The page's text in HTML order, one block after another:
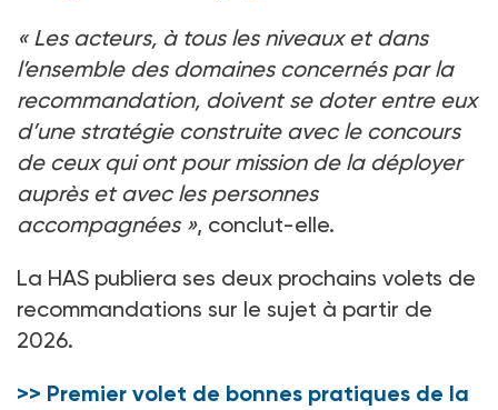
« Les acteurs, à tous les niveaux et dans
l’ensemble des domaines concernés par la
recommandation, doivent se doter entre eux
d’une stratégie construite avec le concours
de ceux qui ont pour mission de la déployer
auprès et avec les personnes
accompagnées », conclut-elle.
La HAS publiera ses deux prochains volets de
recommandations sur le sujet à partir de
2026.
>> Premier volet de bonnes pratiques de la